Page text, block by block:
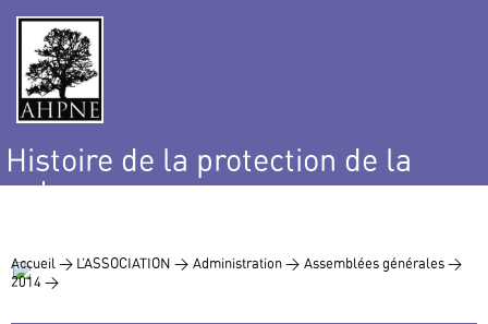
Histoire de la protection de la
nature
Accueil > L’ASSOCIATION > Administration > Assemblées générales >
2014 >